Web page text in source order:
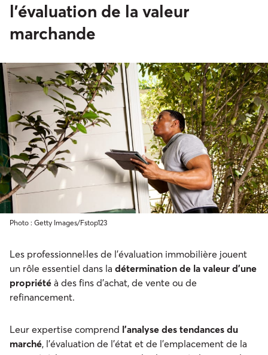
l’évaluation de la valeur
marchande
Photo : Getty Images/Fstop123
Les professionnel·les de l'évaluation immobilière jouent
un rôle essentiel dans la détermination de la valeur d'une
propriété à des fins d'achat, de vente ou de
refinancement.
Leur expertise comprend l'analyse des tendances du
marché, l'évaluation de l'état et de l'emplacement de la